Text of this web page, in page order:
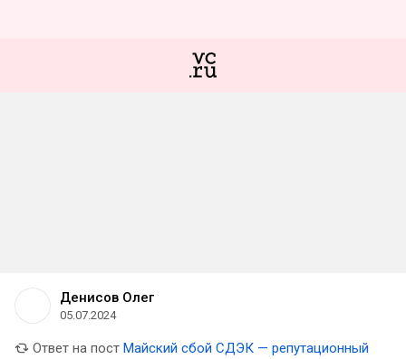
Денисов Олег
05.07.2024
Ответ на пост Майский сбой СДЭК — репутационный